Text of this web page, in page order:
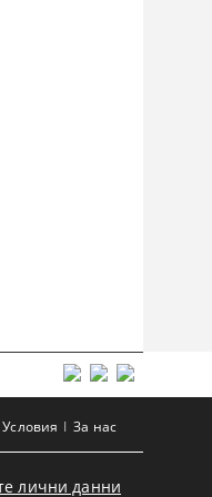
Условия За нас
лични данни